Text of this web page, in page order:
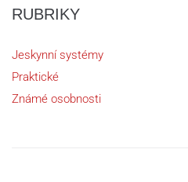
RUBRIKY
Jeskynní systémy
Praktické
Známé osobnosti